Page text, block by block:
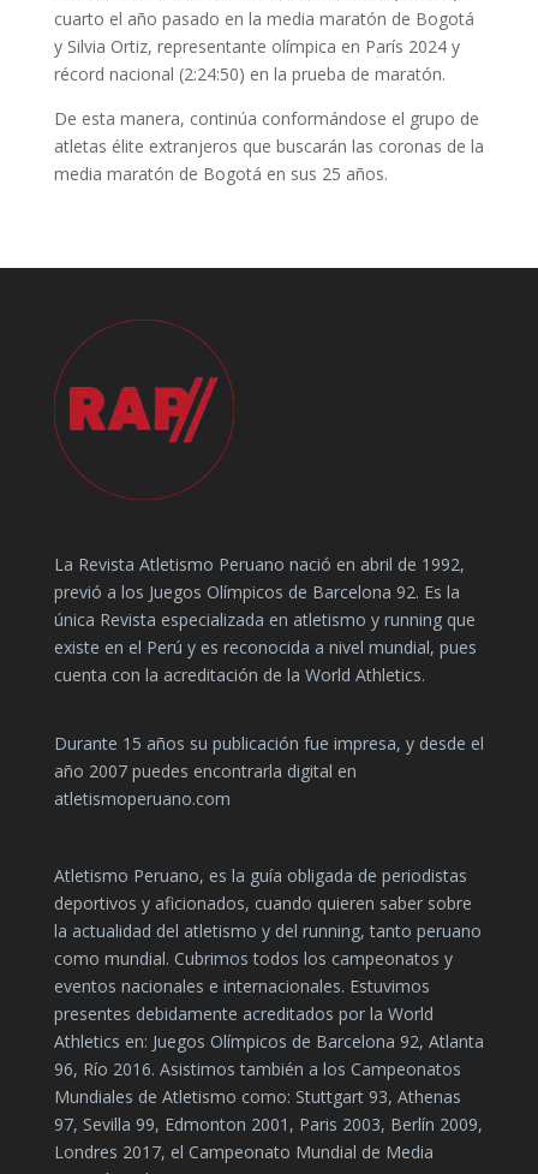
cuarto el año pasado en la media maratón de Bogotá
y Silvia Ortiz, representante olímpica en París 2024 y
récord nacional (2:24:50) en la prueba de maratón.
De esta manera, continúa conformándose el grupo de
atletas élite extranjeros que buscarán las coronas de la
media maratón de Bogotá en sus 25 años.
La Revista Atletismo Peruano nació en abril de 1992,
previó a los Juegos Olímpicos de Barcelona 92. Es la
única Revista especializada en atletismo y running que
existe en el Perú y es reconocida a nivel mundial, pues
cuenta con la acreditación de la World Athletics.
Durante 15 años su publicación fue impresa, y desde el
año 2007 puedes encontrarla digital en
atletismoperuano.com
Atletismo Peruano, es la guía obligada de periodistas
deportivos y aficionados, cuando quieren saber sobre
la actualidad del atletismo y del running, tanto peruano
como mundial. Cubrimos todos los campeonatos y
eventos nacionales e internacionales. Estuvimos
presentes debidamente acreditados por la World
Athletics en: Juegos Olímpicos de Barcelona 92, Atlanta
96, Río 2016. Asistimos también a los Campeonatos
Mundiales de Atletismo como: Stuttgart 93, Athenas
97, Sevilla 99, Edmonton 2001, Paris 2003, Berlín 2009,
Londres 2017, el Campeonato Mundial de Media